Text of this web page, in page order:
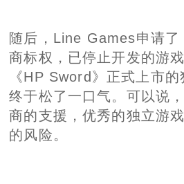
随后，Line Games申请
商标权，已停止开发的游
《HP Sword》正式上市
终于松了一口气。可以说
商的支援，优秀的独立游
的风险。